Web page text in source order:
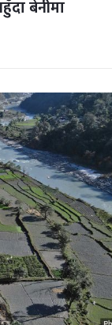
बेनीमा